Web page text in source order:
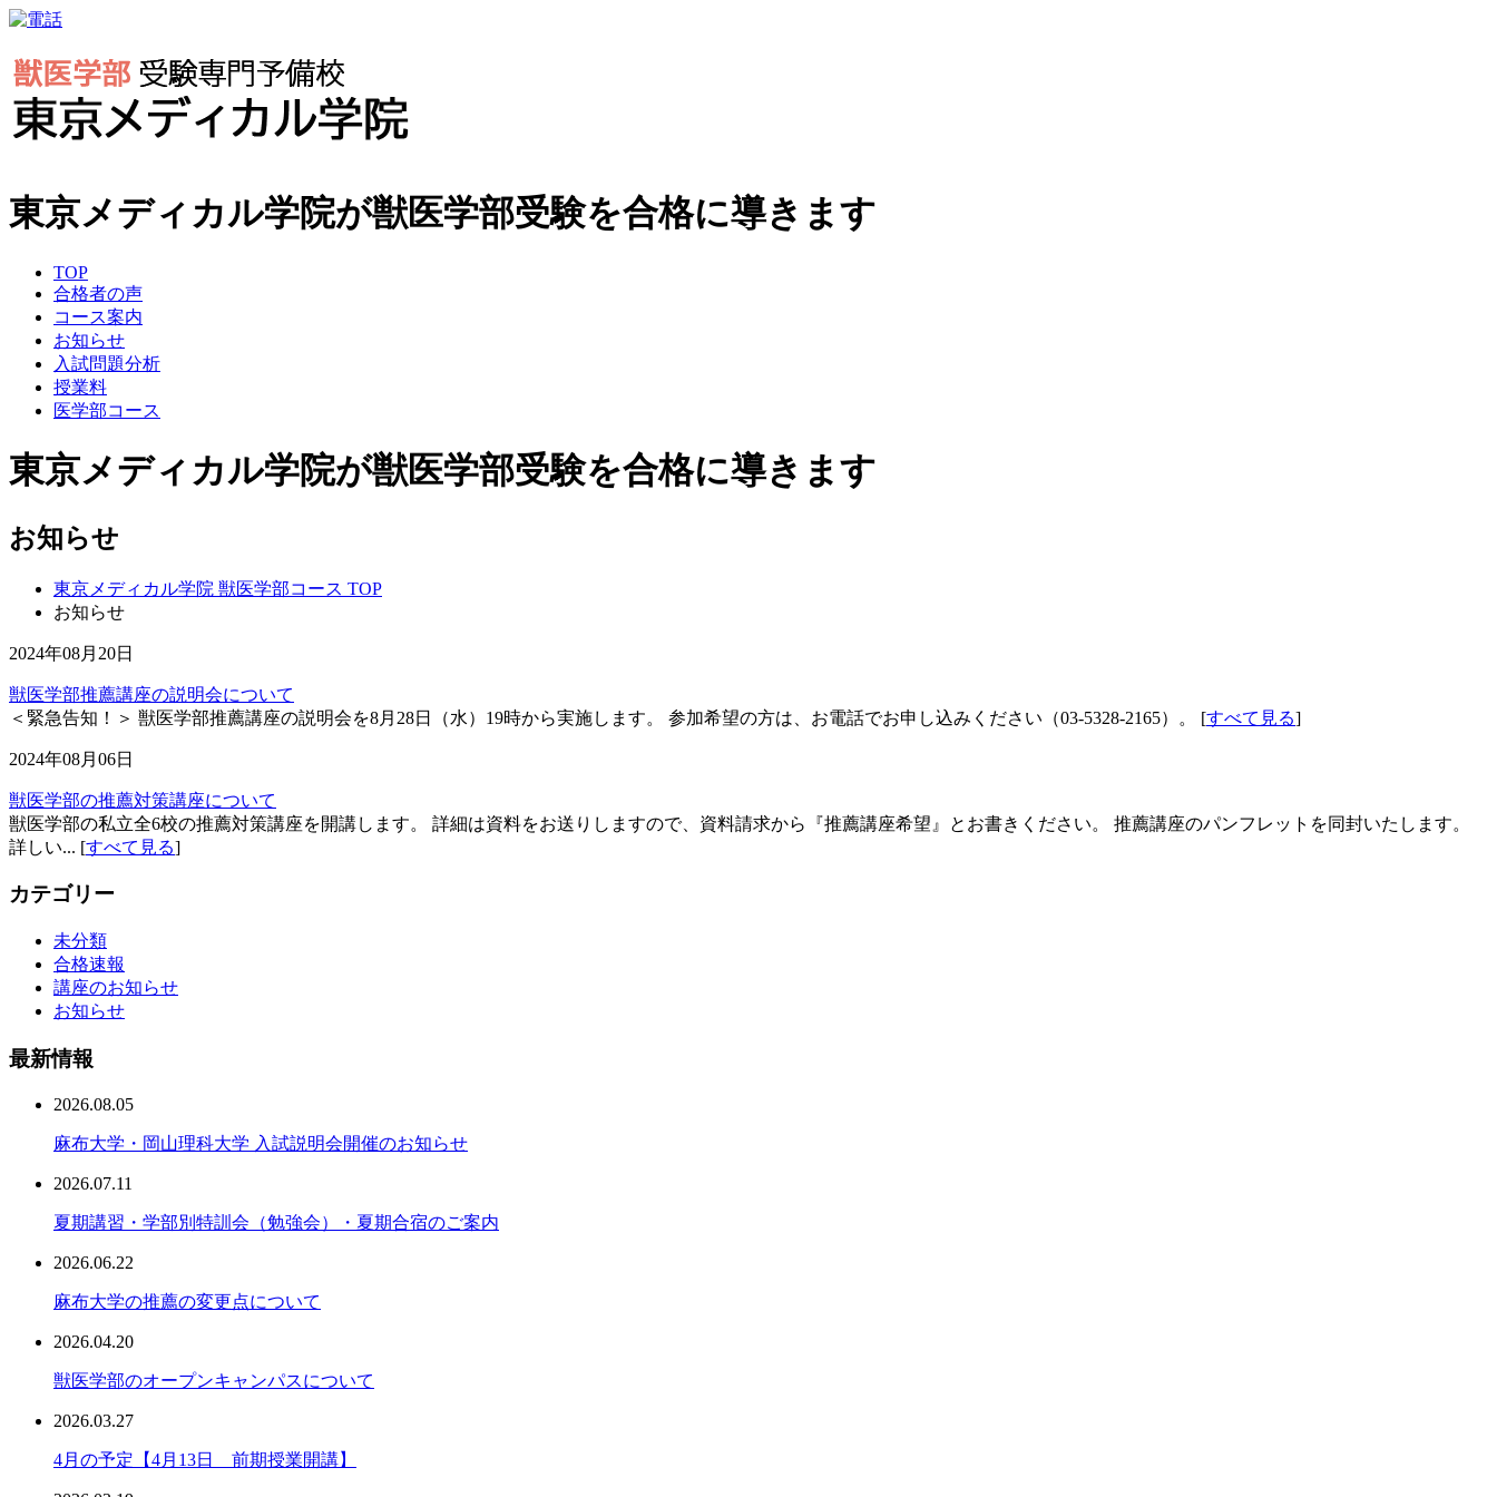
東京メディカル学院が獣医学部受験を合格に導きます
TOP
合格者の声
コース案内
お知らせ
入試問題分析
授業料
医学部コース
東京メディカル学院が獣医学部受験を合格に導きます
お知らせ
東京メディカル学院 獣医学部コース TOP
お知らせ
2024年08月20日
獣医学部推薦講座の説明会について
＜緊急告知！＞ 獣医学部推薦講座の説明会を8月28日（水）19時から実施します。 参加希望の方は、お電話でお申し込みください（03-5328-2165）。 [すべて見る]
2024年08月06日
獣医学部の推薦対策講座について
獣医学部の私立全6校の推薦対策講座を開講します。 詳細は資料をお送りしますので、資料請求から『推薦講座希望』とお書きください。 推薦講座のパンフレットを同封いたします。
詳しい... [すべて見る]
カテゴリー
未分類
合格速報
講座のお知らせ
お知らせ
最新情報
2026.08.05
麻布大学・岡山理科大学 入試説明会開催のお知らせ
2026.07.11
夏期講習・学部別特訓会（勉強会）・夏期合宿のご案内
2026.06.22
麻布大学の推薦の変更点について
2026.04.20
獣医学部のオープンキャンパスについて
2026.03.27
4月の予定【4月13日 前期授業開講】